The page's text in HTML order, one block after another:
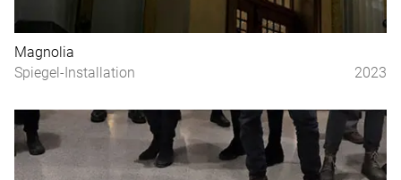
Magnolia
Spiegel-Installation
2023